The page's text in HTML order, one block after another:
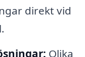
direkt vid
Olika